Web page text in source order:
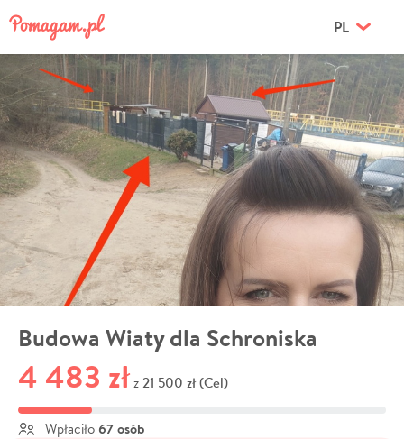
PL
Budowa Wiaty dla Schroniska
4 483 zł z 21 500 zł (Cel)
Wpłaciło 67 osób